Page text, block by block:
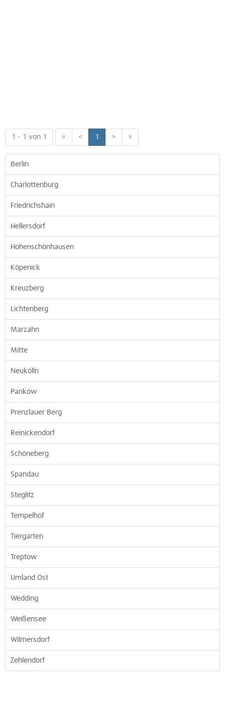
1 - 1 von 1 « < 1 > »
Berlin
Charlottenburg
Friedrichshain
Hellersdorf
Hohenschönhausen
Köpenick
Kreuzberg
Lichtenberg
Marzahn
Mitte
Neukölln
Pankow
Prenzlauer Berg
Reinickendorf
Schöneberg
Spandau
Steglitz
Tempelhof
Tiergarten
Treptow
Umland Ost
Wedding
Weißensee
Wilmersdorf
Zehlendorf